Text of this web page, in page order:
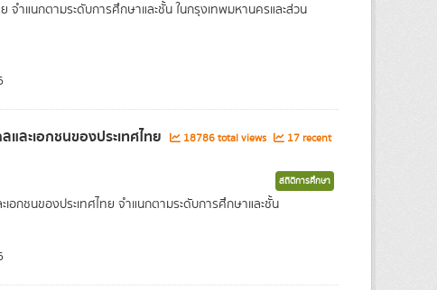
จำแนกตามระดับการศึกษาและชั้น ในกรุงเทพมหานครและส่วน
ละเอกชนของประเทศไทย 18786 total views
17 recent
สถิติการศึกษา
อกชนของประเทศไทย จำแนกตามระดับการศึกษาและชั้น